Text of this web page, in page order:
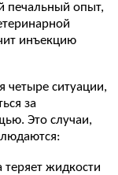
печальный опыт,
инъекцию
четыре ситуации,
за
Это случаи,
жидкости